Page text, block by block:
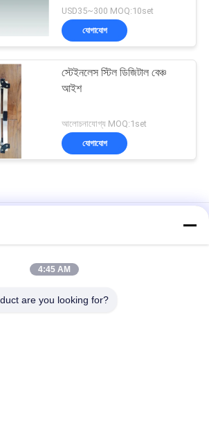
USD35~300 MOQ:10set
যোগাযোগ
স্টেইনলেস স্টিল ডিজিটাল বেঞ্চ
আইশ
আলোচনাযোগ্য MOQ:1set
যোগাযোগ
স্টিল ডিজিটাল বেঞ্চ স্কেল, ইলেক্ট্রনিক প্ল্যাটফর্ম
4:45 AM
are you looking for?